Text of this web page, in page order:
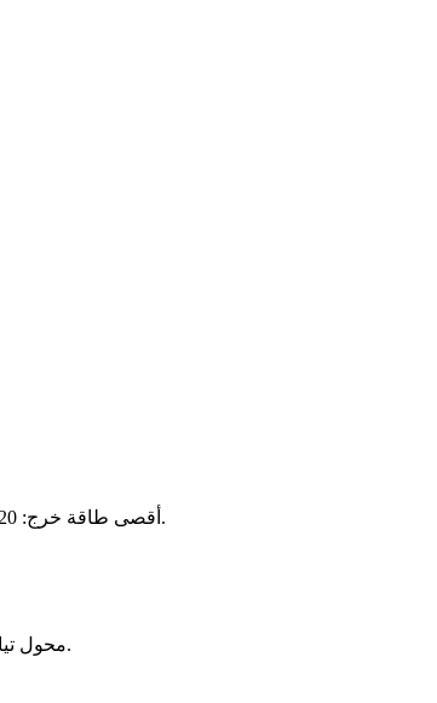
أقصى طاقة خرج: 20 واط (للمزيد من التفاصيل، يُرجى مراجعة الوصف أدناه أو التواصل معنا).
محول تيار مستمر-تيار مستمر معزز-خافض 20 واط، تردد التشغيل: 180 كيلوهرتز.